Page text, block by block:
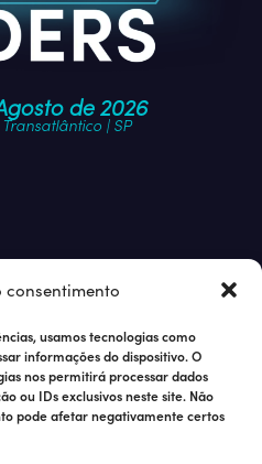
consentimento
usamos tecnologias como
informações do dispositivo. O
nos permitirá processar dados
ou IDs exclusivos neste site. Não
pode afetar negativamente certos
de 2026
| SP